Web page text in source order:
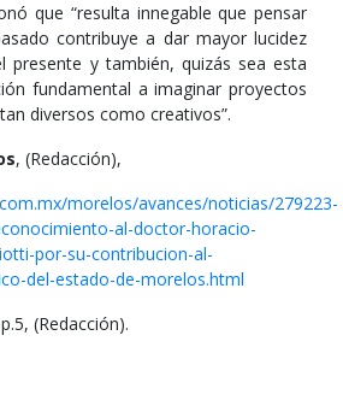
que “resulta innegable que pensar
contribuye a dar mayor lucidez
presente y también, quizás sea esta
fundamental a imaginar proyectos
diversos como creativos”.
, (Redacción),
morelos/avances/noticias/279223-
al-doctor-horacio-
por-su-contribucion-al-
del-estado-de-morelos.html
(Redacción).